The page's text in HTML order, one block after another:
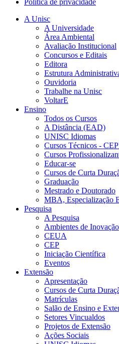
A Unisc
A Universidade
Área Ambiental
Avaliação Institucional
Concursos e Editais
Editora
Estrutura
Ouvidoria
Trabalhe na Unisc
VoltarE
Ensino
Todos os Cursos
A Distância (EAD)
UNISC Idiomas
Cursos Técnicos -
Cursos
Educar-se
Cursos de Curta
Graduação
Mestrado e Doutorado
MBA, Especialização
Pesquisa
A Pesquisa
Ambientes de Inovação
CEUA
CEP
Iniciação Científica
Eventos
Extensão
Apresentação
Cursos de Curta
Matrículas
Salão de Ensino e
Setores Vincualdos
Projetos de Extensão
Ações Sociais